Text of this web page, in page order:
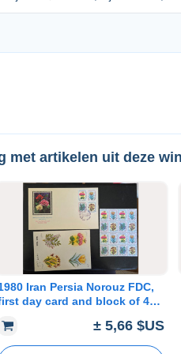
met artikelen uit deze
Iran Persia Norouz FDC,
day card and block of 4
± 5,66 $US